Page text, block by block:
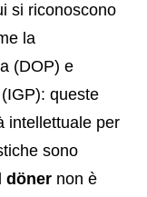
si riconoscono
la
(DOP) e
queste
intellettuale per
sono
döner non è